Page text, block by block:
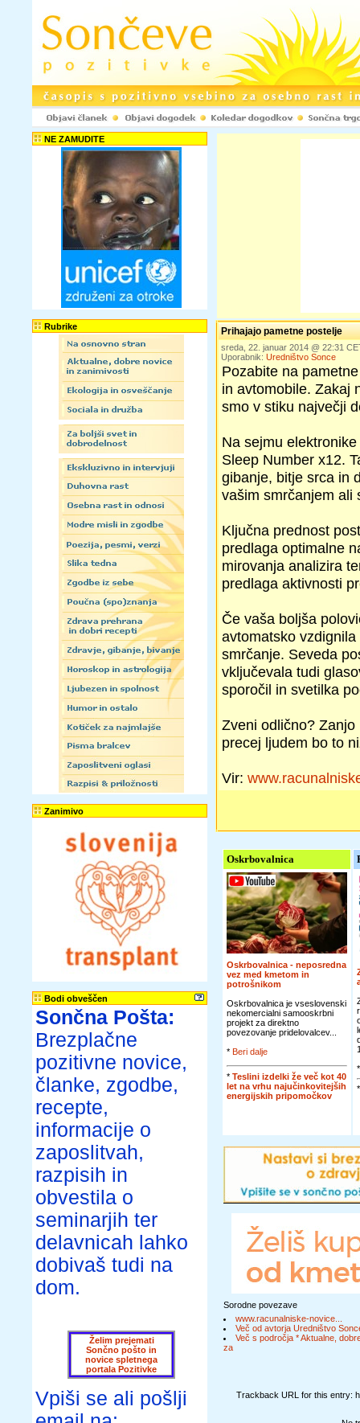
NE ZAMUDITE
Rubrike
Zanimivo
Bodi obveščen
Sončna Pošta:
Brezplačne
pozitivne novice,
članke, zgodbe,
recepte,
informacije o
zaposlitvah,
razpisih in
obvestila o
seminarjih ter
delavnicah lahko
dobivaš tudi na
dom.
Želim prejemati
Sončno pošto in
novice spletnega
portala Pozitivke
Vpiši se ali pošlji
Prihajajo pametne postelje
sreda, 22. januar 2014 @ 22:31
Uporabnik: Uredništvo Sonce
Pozabite na
in avtomobile. Zakaj
smo v stiku največji
Na sejmu
Sleep Number x12.
gibanje, bitje srca in
vašim smrčanjem ali
Ključna prednost
predlaga optimalne
mirovanja analizira
predlaga aktivnosti
Če vaša boljša
avtomatsko
smrčanje. Seveda
vključevala tudi
sporočil in svetilka
Zveni odlično?
precej ljudem bo to
Vir:
Oskrbovalnica
Oskrbovalnica - neposredna
vez med kmetom in
potrošnikom
Oskrbovalnica je vseslovenski
nekomercialni samooskrbni
projekt za direktno
povezovanje pridelovalcev...
* Beri dalje
* Teslini izdelki že več kot 40
let na vrhu najučinkovitejših
energijskih pripomočkov
Sorodne povezave
www.racunalniske-novice...
Več od avtorja Uredništvo
Več s področja * Aktualne,
za
Trackback URL for this entry: